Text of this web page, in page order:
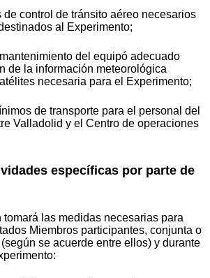
control de tránsito aéreo necesarios
al Experimento;
del equipó adecuado
de la información meteorológica
necesaria para el Experimento;
de transporte para el personal del
Valladolid y el Centro de operaciones
específicas por parte de
tomará las medidas necesarias para
Miembros participantes, conjunta o
se acuerde entre ellos) y durante